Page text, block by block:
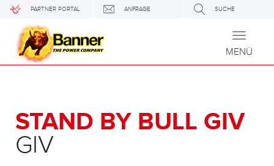
PARTNER PORTAL ANFRAGE SUCHE
Toggle
MENÜ
STAND BY BULL GIV
GIV